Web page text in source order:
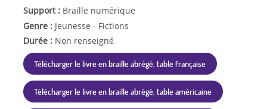
Support : Braille numérique
Genre : Jeunesse - Fictions
Durée : Non renseigné
Télécharger le livre en braille abrégé, table française
Télécharger le livre en braille abrégé, table américaine